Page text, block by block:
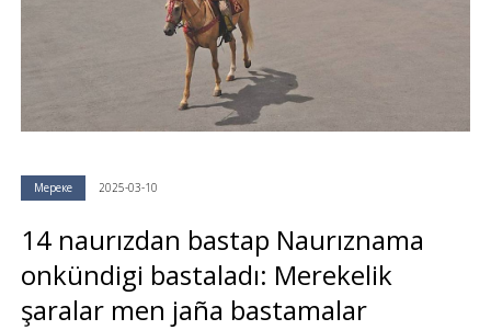
Мереке 2025-03-10
14 naurızdan bastap Naurıznama
onkündigi bastaladı: Merekelik
şaralar men jaña bastamalar